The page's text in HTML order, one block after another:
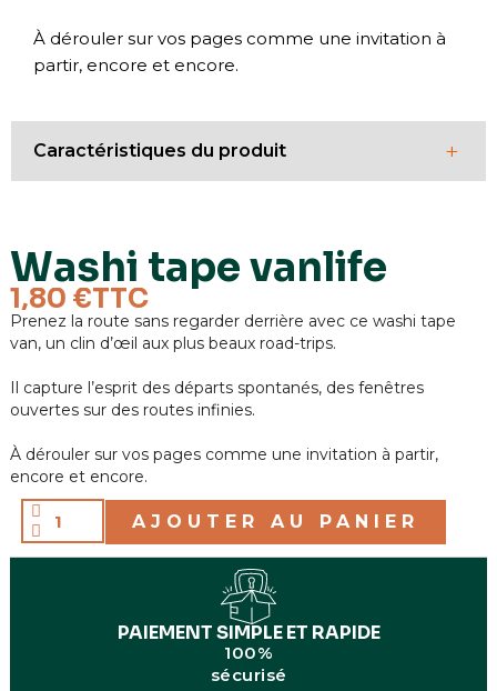
À dérouler sur vos pages comme une invitation à
partir, encore et encore.
Caractéristiques du produit +
Fabrication Fabriqué en Europe
Washi tape vanlife
1,80 €TTC
Prenez la route sans regarder derrière avec ce washi tape
van, un clin d’œil aux plus beaux road-trips.
Il capture l’esprit des départs spontanés, des fenêtres
ouvertes sur des routes infinies.
À dérouler sur vos pages comme une invitation à partir,
encore et encore.
AJOUTER AU PANIER
PAIEMENT SIMPLE ET RAPIDE
100%
sécurisé